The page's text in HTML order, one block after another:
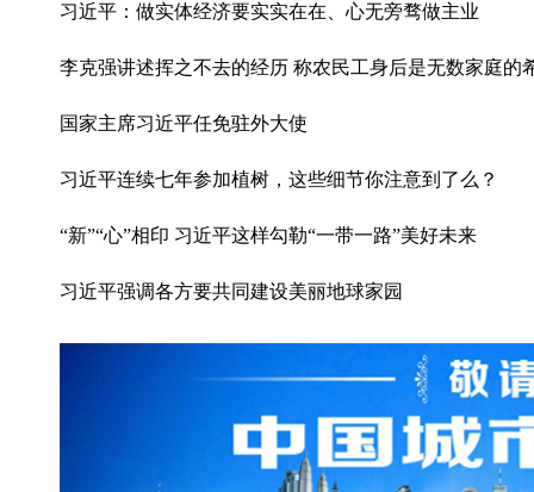
习近平：做实体经济要实实在在、心无旁骛做主业
李克强讲述挥之不去的经历 称农民工身后是无数家庭的
国家主席习近平任免驻外大使
习近平连续七年参加植树，这些细节你注意到了么？
“新”“心”相印 习近平这样勾勒“一带一路”美好未来
习近平强调各方要共同建设美丽地球家园